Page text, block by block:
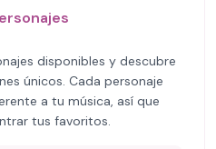
disponibles y descubre
únicos. Cada personaje
a tu música, así que
tus favoritos.